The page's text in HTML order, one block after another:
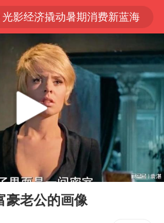
光影经济撬动暑期消费新蓝海
浙江上海等地有大雨或暴雨
马克·艾伦退出斯诺克中国公开赛
西湖突现狂风暴雨 游客瞬间被浇透
金饰克价一夜涨回1300元
“不怕六爷挂得多 就怕六爷挂一颗”
多家A股公司收到美国关税退款
直击东北超：哈尔滨vs通辽
04:26
豪老公的画像